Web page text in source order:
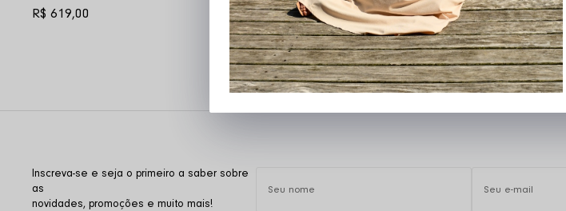
R$ 619,00
R$ 549,00
R$
Calça pantalona com design refinado e corte fluido. Peças que alongam a
Inscreva-se e seja o primeiro a saber sobre
as
novidades, promoções e muito mais!